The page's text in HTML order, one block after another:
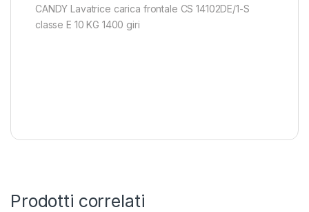
CANDY Lavatrice carica frontale CS 14102DE/1-S
classe E 10 KG 1400 giri
Prodotti correlati